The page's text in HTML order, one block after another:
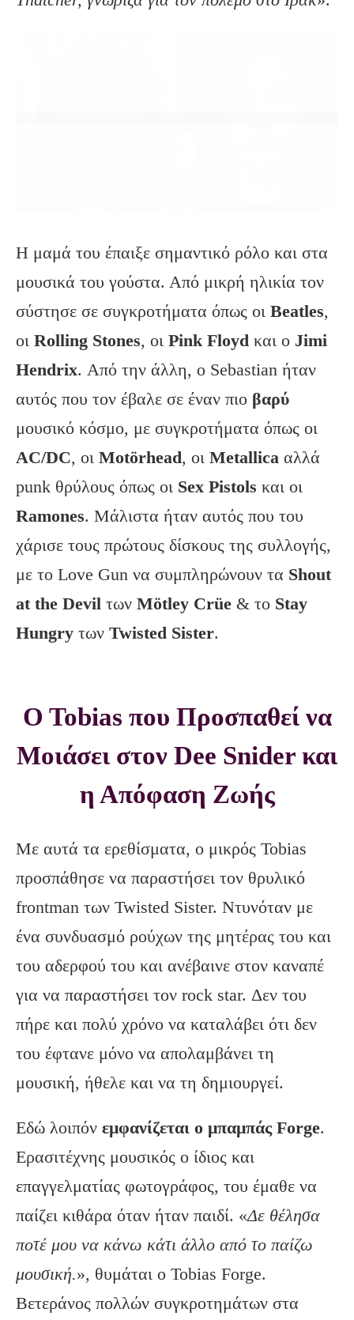
Η μαμά του έπαιξε σημαντικό ρόλο και στα
μουσικά του γούστα. Από μικρή ηλικία τον
σύστησε σε συγκροτήματα όπως οι Beatles,
οι Rolling Stones, οι Pink Floyd και ο Jimi
Hendrix. Από την άλλη, o Sebastian ήταν
αυτός που τον έβαλε σε έναν πιο βαρύ
μουσικό κόσμο, με συγκροτήματα όπως οι
AC/DC, οι Motörhead, οι Metallica αλλά
punk θρύλους όπως οι Sex Pistols και οι
Ramones. Μάλιστα ήταν αυτός που του
χάρισε τους πρώτους δίσκους της συλλογής,
με το Love Gun να συμπληρώνουν τα Shout
atthe Devil των Mötley Crüe & το Stay
Hungry των Twisted Sister.
O Tobias που Προσπαθεί να
Μοιάσει στον Dee Snider και
η Απόφαση Ζωής
Με αυτά τα ερεθίσματα, ο μικρός Tobias
προσπάθησε να παραστήσει τον θρυλικό
frontman των Twisted Sister. Ντυνόταν με
ένα συνδυασμό ρούχων της μητέρας του και
του αδερφού του και ανέβαινε στον καναπέ
για να παραστήσει τον rock star. Δεν του
πήρε και πολύ χρόνο να καταλάβει ότι δεν
του έφτανε μόνο να απολαμβάνει τη
μουσική, ήθελε και να τη δημιουργεί.
Εδώ λοιπόν εμφανίζεται ο μπαμπάς Forge.
Ερασιτέχνης μουσικός ο ίδιος και
επαγγελματίας φωτογράφος, του έμαθε να
παίζει κιθάρα όταν ήταν παιδί. «Δε θέλησα
ποτέ μου να κάνω κάτι άλλο από το παίζω
μουσική.», θυμάται ο Tobias Forge.
Βετεράνος πολλών συγκροτημάτων στα